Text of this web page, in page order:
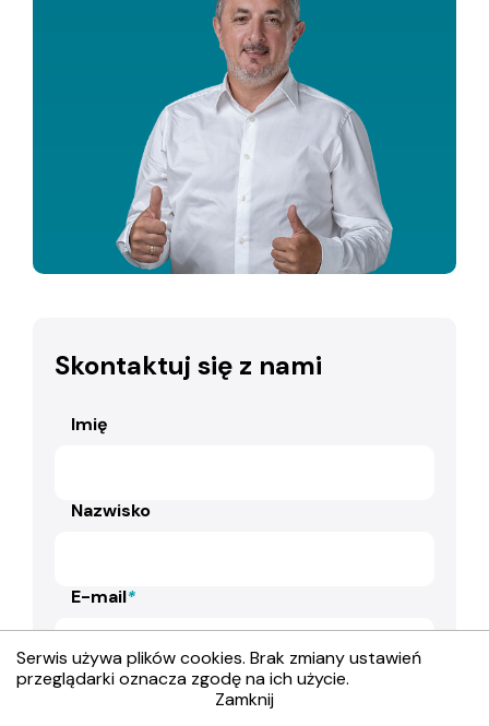
Skontaktuj się z nami
Imię
Nazwisko
E-mail*
Telefon
Serwis używa plików cookies. Brak zmiany ustawień
przeglądarki oznacza zgodę na ich użycie.
Zamknij